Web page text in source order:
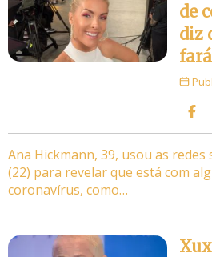
de
diz
Ana Hickmann, 39, usou as
(22) para revelar que está com
coronavírus, como…